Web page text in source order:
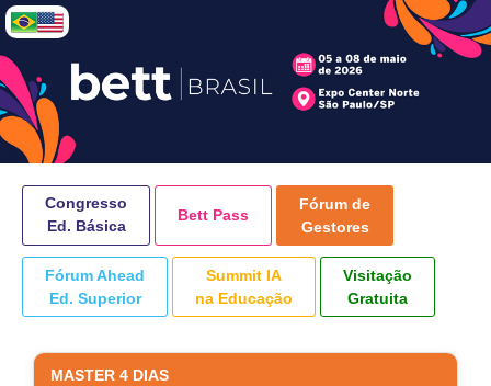
Congresso
Ed. Básica
Bett Pass
Fórum de
Gestores
Fórum Ahead
Ed. Superior
Summit IA
na Educação
Visitação
Gratuita
MASTER 4 DIAS